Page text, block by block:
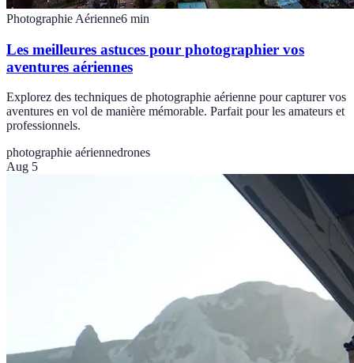
Photographie Aérienne6 min
Les meilleures astuces pour photographier vos
aventures aériennes
Explorez des techniques de photographie aérienne pour capturer vos
aventures en vol de manière mémorable. Parfait pour les amateurs et
professionnels.
photographie aériennedrones
Aug 5